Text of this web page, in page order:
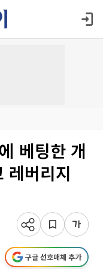
베팅한 개
버리지
구글 선호매체 추가